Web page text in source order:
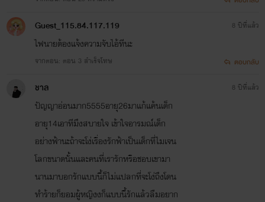
Guest_115.84.117.119
ไฟนายต้องแจ้งความจับไอ้ทีนะ
จากตอน: ตอน 3 สำเร็จโทษ
8 ปีที่แล้ว
ตอบกลับ
ชาล
ปัญญาอ่อนมาก5555อายุ26มาแก้แค้นเด็ก
อายุ14เอาทีมึงสบายใจ เข้าใจอารมณ์เด็ก
อย่างฟ้านะถ้าจะโง่เรื่องรักฟ้าเป็นเด็กที่ไมเจน
โลกขนาดนั้นและคนที่เรารักหรือชอบเขามา
นานมาบอกรักแบบนี้ก็ไม่แปลกที่จะโง่ถึงโดน
ทำร้ายก็ยอมผู้หญิงงก็แบบนี้รักแล้วลืมอยาก
8 ปีที่แล้ว